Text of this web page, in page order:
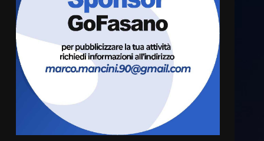
5 Agosto 2026 06:15
7
A Savelletri torna la Sagra del
Pesce Spada: appuntamento
a sabato 8 agosto
5 Agosto 2026 06:10
Grazia Neglia, coordinatrice
cittadina di Fratelli d’Italia,
pronta a tornare in Consiglio